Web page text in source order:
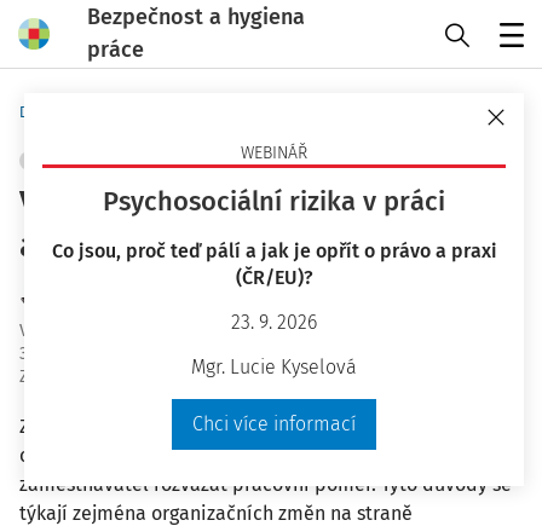
Bezpečnost a hygiena
práce
WEBINÁŘ
Psychosociální rizika v práci
Co jsou, proč teď pálí a jak je opřít o právo a praxi
(ČR/EU)?
23. 9. 2026
Mgr. Lucie Kyselová
Chci více informací
Domů
PRACOVNÍ PRÁVO + PŘIDAT VLASTNÍ
Výpověď ze zdravotních důvodů
a pracovní úraz
Vydáno
35 minut čtení
Zdroj
Bezpečnost a hygiena práce 5/2026
Zákoník práce (zákon č. 262/2006 Sb.) vymezuje celkem
osm výpovědních důvodů, na jejichž základě může
zaměstnavatel rozvázat pracovní poměr. Tyto důvody se
týkají zejména organizačních změn na straně